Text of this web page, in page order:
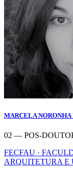
MARCELA
02 — POS-
FECFAU ·
ARQUITETURA E